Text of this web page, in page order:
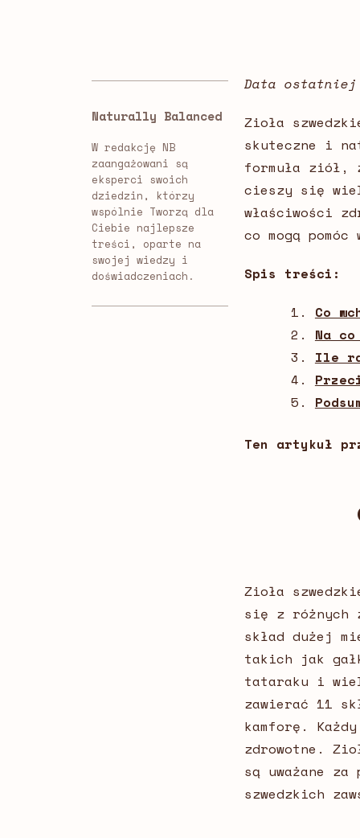
Naturally Balanced
W redakcję NB
zaangażowani są
eksperci swoich
dziedzin, którzy
wspólnie Tworzą dla
Ciebie najlepsze
treści, oparte na
swojej wiedzy i
doświadczeniach.
Data
Zioła
skuteczne i
formuła
cieszy się
właściwości
co mogą
Spis treści:
Co
Na
Ile
Ten artykuł
Zioła
się z różnych
skład dużej
takich jak
tataraku i
zawierać 11
kamforę.
zdrowotne.
są uważane
szwedzkich